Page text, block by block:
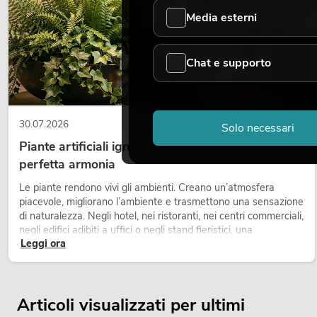
30.07.2026
Piante artificiali ignifughe: sicurezza e design in
perfetta armonia
Le piante rendono vivi gli ambienti. Creano un’atmosfera
piacevole, migliorano l’ambiente e trasmettono una sensazione
di naturalezza. Negli hotel, nei ristoranti, nei centri commerciali,
negli edifici adibiti a uffici o negli stand fieristici, una
vegetazione di alta qualità è ormai parte integrante dei
Leggi ora
Articoli visualizzati per ultimi
Media esterni
Chat e supporto
Solo necessari